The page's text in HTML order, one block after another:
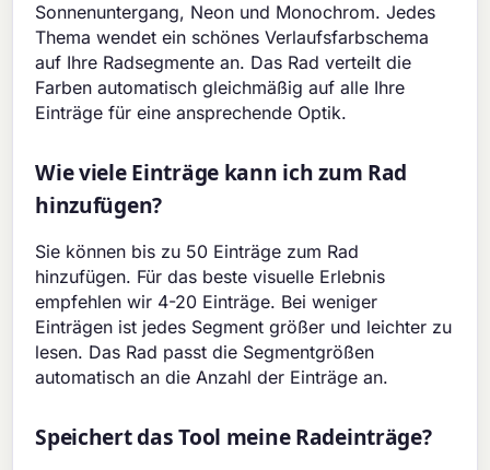
Sonnenuntergang, Neon und Monochrom. Jedes
Thema wendet ein schönes Verlaufsfarbschema
auf Ihre Radsegmente an. Das Rad verteilt die
Farben automatisch gleichmäßig auf alle Ihre
Einträge für eine ansprechende Optik.
Wie viele Einträge kann ich zum Rad
hinzufügen?
Sie können bis zu 50 Einträge zum Rad
hinzufügen. Für das beste visuelle Erlebnis
empfehlen wir 4-20 Einträge. Bei weniger
Einträgen ist jedes Segment größer und leichter zu
lesen. Das Rad passt die Segmentgrößen
automatisch an die Anzahl der Einträge an.
Speichert das Tool meine Radeinträge?